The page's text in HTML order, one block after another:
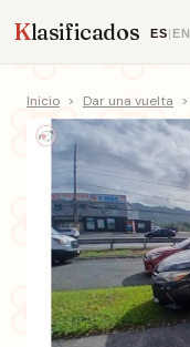
Klasificados ES| EN
Inicio > Dar una vuelta >